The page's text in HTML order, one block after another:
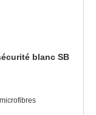
blanc SB